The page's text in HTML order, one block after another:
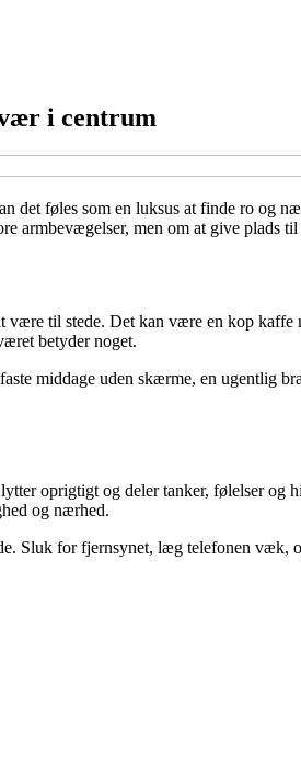
i centrum
det føles som en luksus at finde ro og
armbevægelser, men om at give plads
til stede. Det kan være en kop
betyder noget.
middage uden skærme, en ugentlig
oprigtigt og deler tanker, følelser
og nærhed.
Sluk for fjernsynet, læg telefonen